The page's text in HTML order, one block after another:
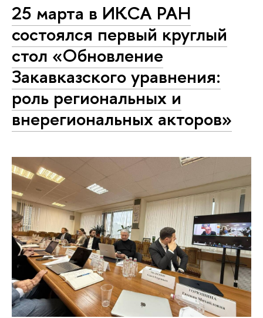
25 марта в ИКСА РАН
состоялся первый круглый
стол «Обновление
Закавказского уравнения:
роль региональных и
внерегиональных акторов»